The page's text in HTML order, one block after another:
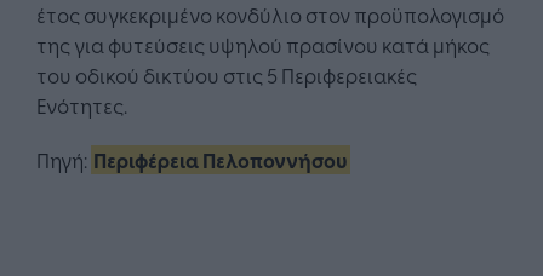
έτος συγκεκριμένο κονδύλιο στον προϋπολογισμό
της για φυτεύσεις υψηλού πρασίνου κατά μήκος
του οδικού δικτύου στις 5 Περιφερειακές
Ενότητες.
Πηγή: Περιφέρεια Πελοποννήσου